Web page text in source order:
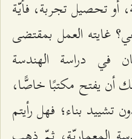
أو تحصيل تجربة، فأيّة
غايته العمل بمقتضى
في دراسة الهندسة
أن يفتح مكتبًا خاصًّا،
تشييد بناء؛ فهل رأيتم